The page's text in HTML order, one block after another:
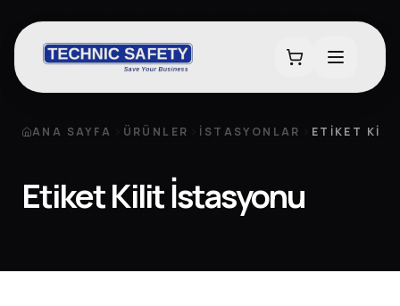
ANA SAYFA ÜRÜNLER İSTASYONLAR ETIKET
Etiket Kilit İstasyonu